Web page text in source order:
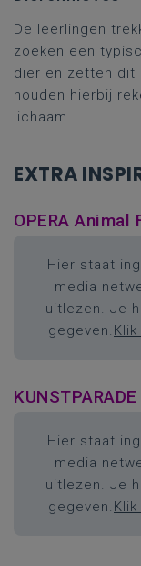
De leerlingen
zoeken een
dier en zetten dit
houden hierbij
lichaam.
EXTRA
OPERA Animal
Hier staat
media
uitlezen. Je
gegeven.
Hier staat
media
uitlezen. Je
gegeven.